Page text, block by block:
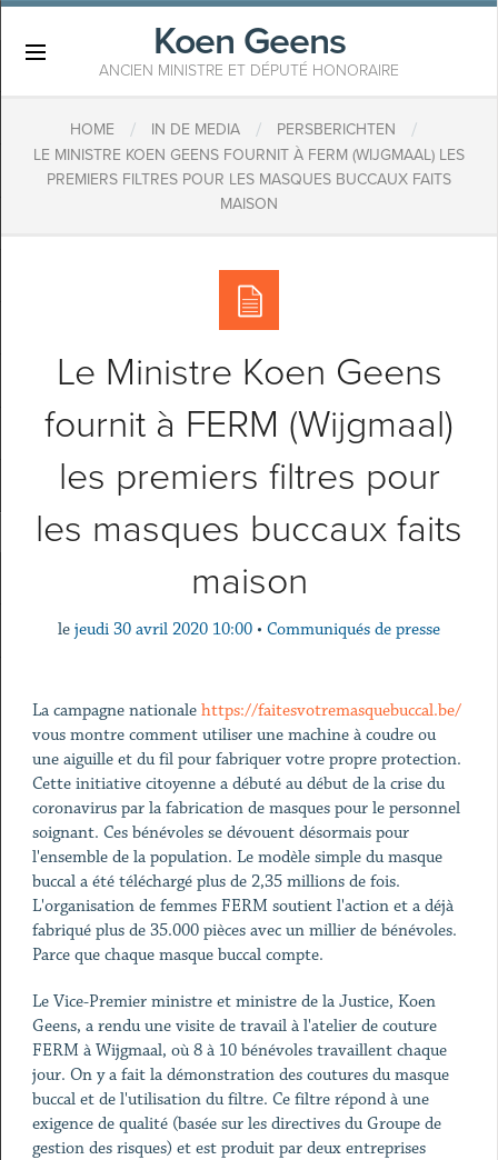
Koen Geens
ANCIEN MINISTRE ET DÉPUTÉ HONORAIRE
HOME / IN DE MEDIA / PERSBERICHTEN /
LE MINISTRE KOEN GEENS FOURNIT À FERM (WIJGMAAL) LES
PREMIERS FILTRES POUR LES MASQUES BUCCAUX FAITS
MAISON
Le Ministre Koen Geens
fournit à FERM (Wijgmaal)
les premiers filtres pour
les masques buccaux faits
maison
le jeudi 30 avril 2020 10:00 • Communiqués de presse
La campagne nationale https://faitesvotremasquebuccal.be/
vous montre comment utiliser une machine à coudre ou
une aiguille et du fil pour fabriquer votre propre protection.
Cette initiative citoyenne a débuté au début de la crise du
coronavirus par la fabrication de masques pour le personnel
soignant. Ces bénévoles se dévouent désormais pour
l'ensemble de la population. Le modèle simple du masque
buccal a été téléchargé plus de 2,35 millions de fois.
L'organisation de femmes FERM soutient l'action et a déjà
fabriqué plus de 35.000 pièces avec un millier de bénévoles.
Parce que chaque masque buccal compte.
Le Vice-Premier ministre et ministre de la Justice, Koen
Geens, a rendu une visite de travail à l'atelier de couture
FERM à Wijgmaal, où 8 à 10 bénévoles travaillent chaque
jour. On y a fait la démonstration des coutures du masque
buccal et de l'utilisation du filtre. Ce filtre répond à une
exigence de qualité (basée sur les directives du Groupe de
gestion des risques) et est produit par deux entreprises